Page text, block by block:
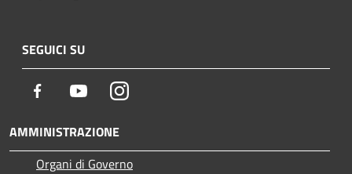
SEGUICI SU
Facebook YoutubeInstagram
AMMINISTRAZIONE
Organi di Governo